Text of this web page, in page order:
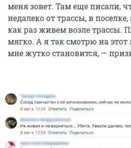
меня зовет. Там еще писали,
недалеко от трассы, в
как раз живем возле трассы.
мягко. А я так смотрю на этот
мне жутко становится, —